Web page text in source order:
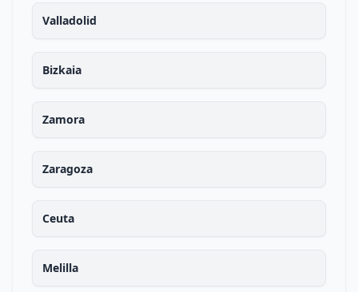
Valladolid
Bizkaia
Zamora
Zaragoza
Ceuta
Melilla